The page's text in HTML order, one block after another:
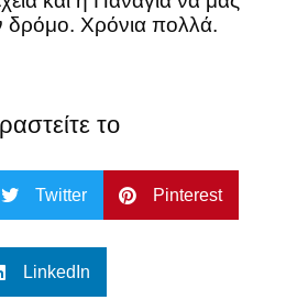
δρόμο. Χρόνια πολλά.
το
Twitter Pinterest
LinkedIn